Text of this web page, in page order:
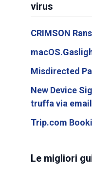
virus
CRIMSON
Misdirected
New Device
truffa via email
Trip.com
Le migliori